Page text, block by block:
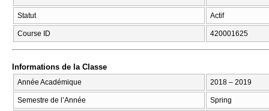
Statut Actif
Course ID 420001625
Informations de la Classe
Année Académique 2018 – 2019
Semestre de l’Année Spring